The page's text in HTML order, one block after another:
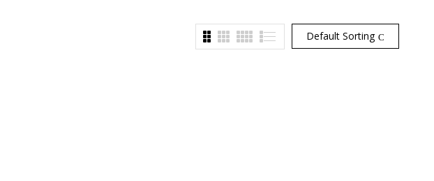
Default Sorting